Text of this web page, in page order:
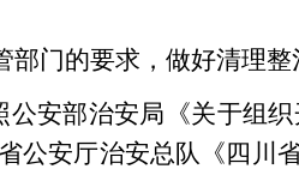
部门的要求，做好清理整
安部治安局《关于组
公安厅治安总队《四川